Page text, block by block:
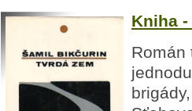
Kniha
Román